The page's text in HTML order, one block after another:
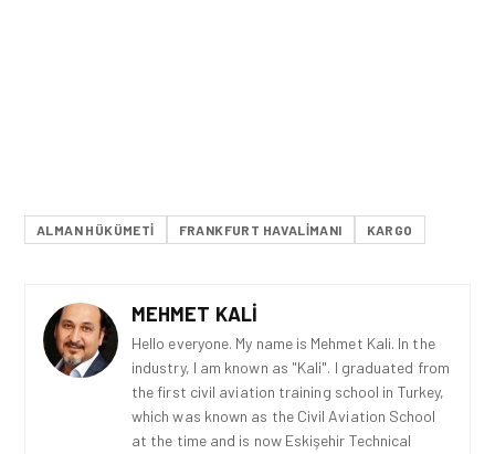
ALMAN HÜKÜMETI FRANKFURT HAVALIMANI KARGO
MEHMET KALI
Hello everyone. My name is Mehmet Kali. In the
industry, I am known as "Kali". I graduated from
the first civil aviation training school in Turkey,
which was known as the Civil Aviation School
at the time and is now Eskişehir Technical